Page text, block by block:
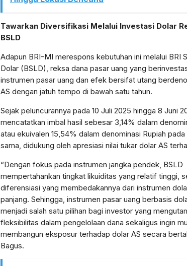
Tawarkan Diversifikasi Melalui Investasi Dolar
BSLD
Adapun BRI-MI merespons kebutuhan ini melalui BRI
Dolar (BSLD), reksa dana pasar uang yang
instrumen pasar uang dan efek bersifat utang
AS dengan jatuh tempo di bawah satu tahun.
Sejak peluncurannya pada 10 Juli 2025 hingga 8 Juni
mencatatkan imbal hasil sebesar 3,14% dalam
atau ekuivalen 15,54% dalam denominasi Rupiah
sama, didukung oleh apresiasi nilai tukar dolar AS
“Dengan fokus pada instrumen jangka pendek, BSLD
mempertahankan tingkat likuiditas yang relatif tinggi,
diferensiasi yang membedakannya dari instrumen
panjang. Sehingga, instrumen pasar uang berbasis
menjadi salah satu pilihan bagi investor yang
fleksibilitas dalam pengelolaan dana sekaligus ingin
membangun eksposur terhadap dolar AS secara
Bagus.